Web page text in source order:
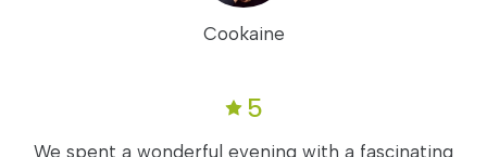
Cookaine
5
We spent a wonderful evening with a fascinating